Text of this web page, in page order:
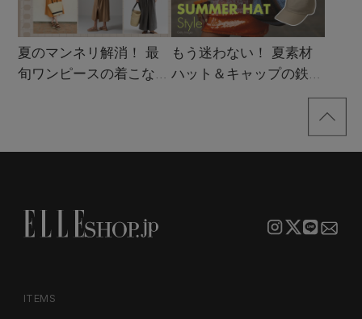
夏のマンネリ解消！ 最
旬ワンピースの着こなし
もう迷わない！ 夏素材
ハット＆キャップの鉄板
ITEMS